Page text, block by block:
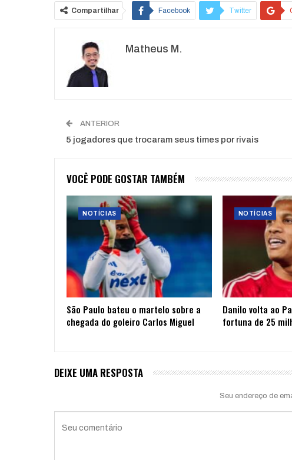
Compartilhar Facebook Twitter
Matheus M.
ANTERIOR
5 jogadores que trocaram seus times por rivais
VOCÊ PODE GOSTAR TAMBÉM
NOTÍCIAS
São Paulo bateu o martelo sobre a
chegada do goleiro Carlos Miguel
NOTÍCIAS
Danilo volta ao
fortuna de 25
DEIXE UMA RESPOSTA
Seu endereço de